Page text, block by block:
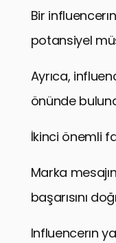
Bir
potansiyel
Ayrıca,
önünde
İkinci önemli
Marka
başarısını
Influencerın